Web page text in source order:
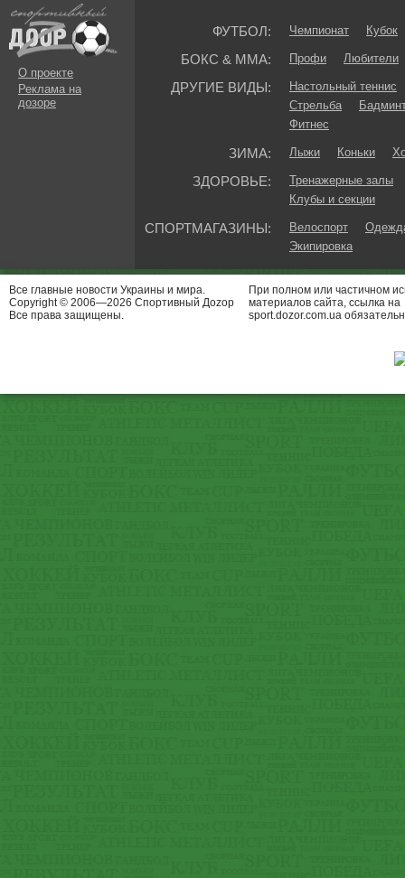
О проекте
Реклама на
дозоре
ФУТБОЛ: Чемпионат Кубок
БОКС & ММА: Профи Любители
ДРУГИЕ ВИДЫ:
Настольный теннис
Стрельба
Фитнес
ЗИМА: Лыжи Коньки
ЗДОРОВЬЕ:
Тренажерные залы
Клубы и секции
СПОРТМАГАЗИНЫ: Велоспорт
Экипировка
Все главные новости Украины и мира.
Copyright © 2006—2026 Спортивный Доzор
Все права защищены.
При полном или частичном
материалов сайта, ссылка на
sport.dozor.com.ua